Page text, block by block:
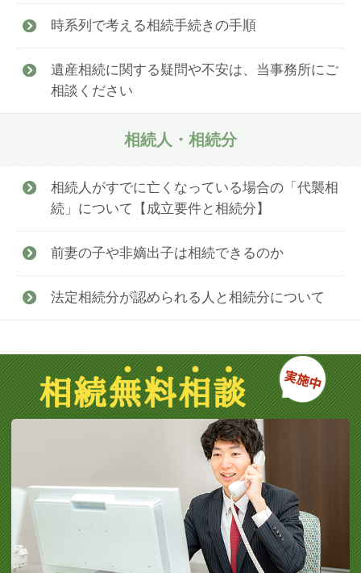
時系列で考える相続手続きの手順
遺産相続に関する疑問や不安は、当事務所にご
相談ください
相続人・相続分
相続人がすでに亡くなっている場合の「代襲相
続」について【成立要件と相続分】
前妻の子や非嫡出子は相続できるのか
法定相続分が認められる人と相続分について